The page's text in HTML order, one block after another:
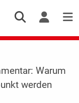
Warum
werden